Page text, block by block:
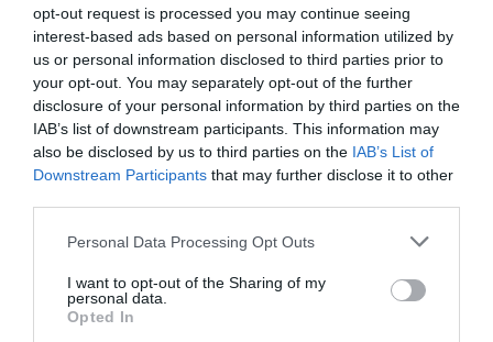
opt-out request is processed you may continue seeing
interest-based ads based on personal information utilized by
us or personal information disclosed to third parties prior to
your opt-out. You may separately opt-out of the further
disclosure of your personal information by third parties on the
IAB’s list of downstream participants. This information may
also be disclosed by us to third parties on the IAB’s List of
Downstream Participants that may further disclose it to other
Please note that this website/app uses one or more Google
not limited to your visit or usage behaviour. You may click to
grant or deny consent to Google and its third-party tags to
use your data for below specified purposes in below Google
Personal Data Processing Opt Outs
I want to opt-out of the Sharing of my
personal data.
Opted In
Ilusztráció:Via Transilvanica